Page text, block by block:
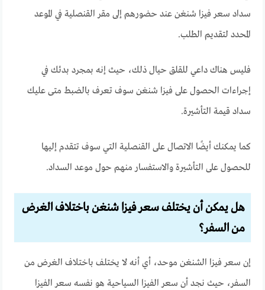
سداد سعر فيزا شنغن عند حضورهم إلى مقر القنصلية في الموعد
المحدد لتقديم الطلب.
فليس هناك داعي للقلق حيال ذلك، حيث إنه بمجرد بدئك في
إجراءات الحصول على فيزا شنغن سوف تعرف بالضبط متى عليك
سداد قيمة التأشيرة.
كما يمكنك أيضًا الاتصال على القنصلية التي سوف تتقدم إليها
للحصول على التأشيرة والاستفسار منهم حول موعد السداد.
هل يمكن أن يختلف سعر فيزا شنغن باختلاف الغرض
من السفر؟
إن سعر فيزا الشنغن موحد، أي أنه لا يختلف باختلاف الغرض من
السفر، حيث نجد أن سعر الفيزا السياحية هو نفسه سعر الفيزا